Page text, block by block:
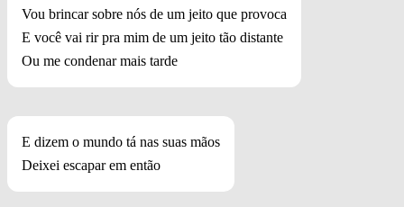
Vou brincar sobre nós de um jeito que provoca
E você vai rir pra mim de um jeito tão distante
Ou me condenar mais tarde
E dizem o mundo tá nas suas mãos
Deixei escapar em então